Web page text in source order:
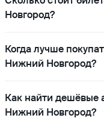
Новгород?
Когда лучше
Нижний Новгород?
Как найти дешёвые
Нижний Новгород?